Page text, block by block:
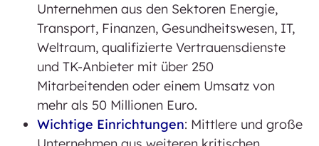
Unternehmen aus den Sektoren Energie,
Transport, Finanzen, Gesundheitswesen, IT,
Weltraum, qualifizierte Vertrauensdienste
und TK-Anbieter mit über 250
Mitarbeitenden oder einem Umsatz von
mehr als 50 Millionen Euro.
Wichtige Einrichtungen: Mittlere und große